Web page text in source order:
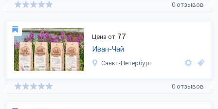
0 отзывов
Цена от 77
Иван-Чай
Санкт-Петербург
0 отзывов